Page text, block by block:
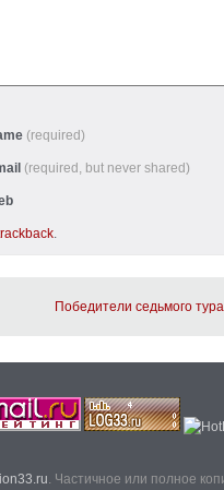
(required)
(required, but never shared)
.
Победители седьмого
. Частичное или полное